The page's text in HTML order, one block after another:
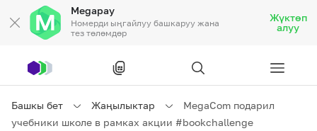
Megapay
Номерди ыңгайлуу башкаруу жана
тез төлөмдөр
Жүктөп
алуу
Башкы бет Жаңылыктар
MegaCom подарил
учебники школе в рамках акции #bookchallenge